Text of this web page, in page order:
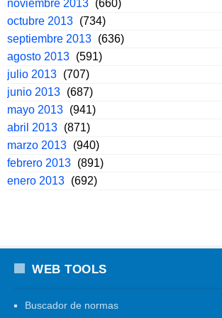
noviembre 2013 (660)
octubre 2013 (734)
septiembre 2013 (636)
agosto 2013 (591)
julio 2013 (707)
junio 2013 (687)
mayo 2013 (941)
abril 2013 (871)
marzo 2013 (940)
febrero 2013 (891)
enero 2013 (692)
WEB TOOLS
Buscador de normas